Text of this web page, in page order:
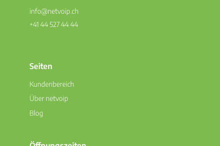
info@netvoip.ch
+41 44 527 44 44
Seiten
Kundenbereich
Über netvoip
Blog